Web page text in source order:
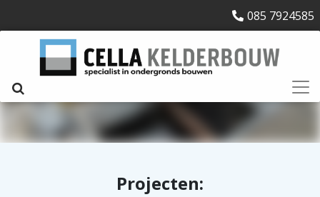
085 7924585
Projecten: